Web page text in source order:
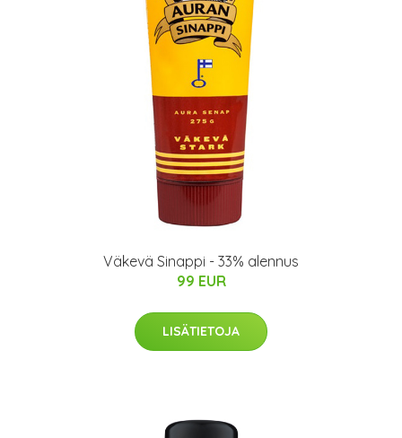
Väkevä Sinappi - 33% alennus
99 EUR
LISÄTIETOJA